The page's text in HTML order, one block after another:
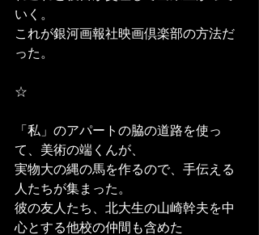
いく。
これが銀河画報社映画倶楽部の方法だ
った。
☆
「私」のアパートの脇の道路を使っ
て、美術の端くんが、
実物大の縄の馬を作るので、手伝える
人たちが集まった。
彼の友人たち、北大生の山崎幹夫を中
心とする他校の仲間も含めた